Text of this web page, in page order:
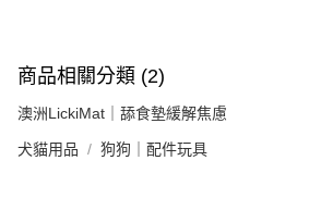
商品相關分類 (2)
澳洲LickiMat｜舔食墊緩解焦慮
犬貓用品 狗狗｜配件玩具